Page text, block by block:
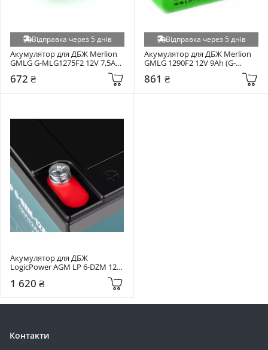
Відправка через 5 днів
Акумулятор для ДБЖ Merlion
GMLG G-MLG1275F2 12V 7,5Ah
672 ₴
Відправка через 5 днів
Акумулятор для ДБЖ Merlion
GMLG 1290F2 12V 9Ah (G-
861 ₴
Акумулятор для ДБЖ
LogicPower AGM LP 6-DZM 12V
1 620 ₴
Контакти